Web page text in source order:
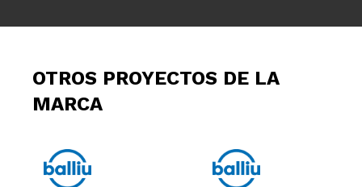
OTROS PROYECTOS DE LA
MARCA